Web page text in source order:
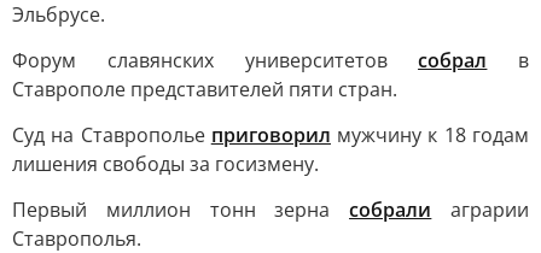
Эльбрусе.
Форум славянских университетовсобрал в
Ставрополе представителей пяти стран.
Суд на Ставрополье приговорил мужчину к 18 годам
лишения свободы за госизмену.
Первый миллион тонн зернасобрали аграрии
Ставрополья.